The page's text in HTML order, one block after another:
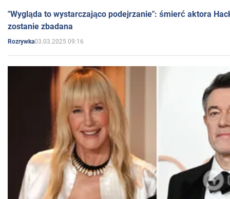
"Wygląda to wystarczająco podejrzanie": śmierć aktora
zostanie zbadana
Rozrywka03.03.2025 09:16